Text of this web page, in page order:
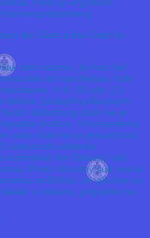
neopodstatnený.
len Cisár a iba Cisár ho
toho názoru, že hoci bol
od manželstva, bolo
V čl. 10 ods. (1)
titulom „blízkych príbuzných
Vaškoburg však nie je
kráľom. V kompetencii
súdu však nie je posudzovať
ústavnosti udelenia
rozhodnúť len Ústavný súd
Preto obvodný súd nemal
znížil titul. Je výlučne na
s ústavou, prípadne na